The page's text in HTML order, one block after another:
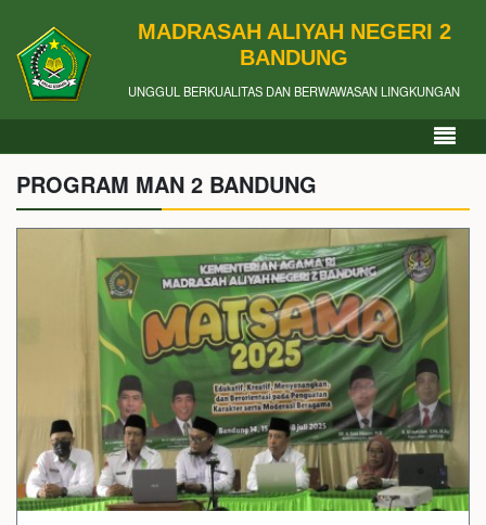
MADRASAH ALIYAH NEGERI 2
BANDUNG
UNGGUL BERKUALITAS DAN BERWAWASAN LINGKUNGAN
PROGRAM MAN 2 BANDUNG